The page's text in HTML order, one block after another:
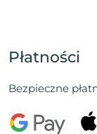
Płatności
Bezpieczne